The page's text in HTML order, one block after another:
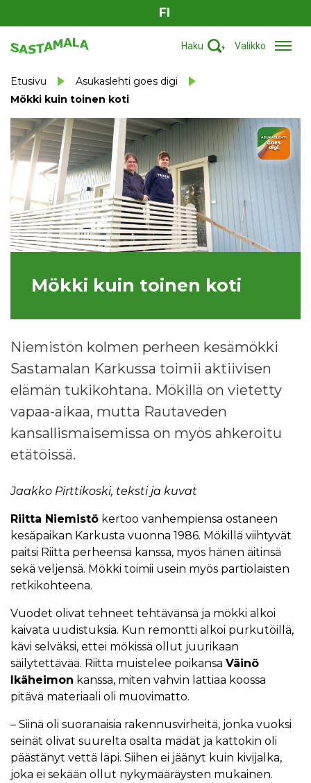
FI
Haku Valikko
Etusivu
Asukaslehti goes digi
Mökki kuin toinen koti
Mökki kuin toinen koti
Niemistön kolmen perheen kesämökki
Sastamalan Karkussa toimii aktiivisen
elämän tukikohtana. Mökillä on vietetty
vapaa-aikaa, mutta Rautaveden
kansallismaisemissa on myös ahkeroitu
etätöissä.
Jaakko Pirttikoski, teksti ja kuvat
Riitta Niemistö kertoo vanhempiensa ostaneen
kesäpaikan Karkusta vuonna 1986. Mökillä viihtyvät
paitsi Riitta perheensä kanssa, myös hänen äitinsä
sekä veljensä. Mökki toimii usein myös partiolaisten
retkikohteena.
Vuodet olivat tehneet tehtävänsä ja mökki alkoi
kaivata uudistuksia. Kun remontti alkoi purkutöillä,
kävi selväksi, ettei mökissä ollut juurikaan
säilytettävää. Riitta muistelee poikansa Väinö
Ikäheimon kanssa, miten vahvin lattiaa koossa
pitävä materiaali oli muovimatto.
– Siinä oli suoranaisia rakennusvirheitä, jonka vuoksi
seinät olivat suurelta osalta mädät ja kattokin oli
päästänyt vettä läpi. Siihen ei jäänyt kuin kivijalka,
joka ei sekään ollut nykymääräysten mukainen.